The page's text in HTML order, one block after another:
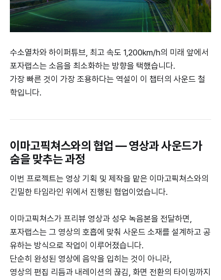
수소열차와 하이퍼튜브, 최고 속도 1,200km/h의 미래 앞에서
포자랩스는 소음을 최소화하는 방향을 택했습니다.
가장 빠른 것이 가장 조용하다는 역설이 이 챕터의 사운드 철
학입니다.
이마고픽쳐스와의 협업 — 영상과 사운드가
숨을 맞추는 과정
이번 프로젝트는 영상 기획 및 제작을 맡은 이마고픽쳐스와의
긴밀한 타임라인 위에서 진행된 협업이었습니다.
이마고픽쳐스가 프리뷰 영상과 성우 녹음본을 전달하면,
포자랩스는 그 영상의 호흡에 맞춰 사운드 소재를 설계하고 공
유하는 방식으로 작업이 이루어졌습니다.
단순히 완성된 영상에 음악을 입히는 것이 아니라,
영상의 편집 리듬과 내레이션의 끊김, 화면 전환의 타이밍까지